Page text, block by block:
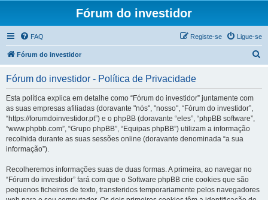
Fórum do investidor
FAQ Ligue-se
Registe-se
Fórum do investidor
Fórum do investidor - Política de Privacidade
Esta política explica em detalhe como “Fórum do investidor” juntamente com
as suas empresas afiliadas (doravante "nós", "nosso", “Fórum do investidor”,
“https://forumdoinvestidor.pt”) e o phpBB (doravante “eles”, “phpBB software”,
“www.phpbb.com”, “Grupo phpBB”, “Equipas phpBB”) utilizam a informação
recolhida durante as suas sessões online (doravante denominada “a sua
informação”).
Recolheremos informações suas de duas formas. A primeira, ao navegar no
“Fórum do investidor” fará com que o Software phpBB crie cookies que são
pequenos ficheiros de texto, transferidos temporariamente pelos navegadores